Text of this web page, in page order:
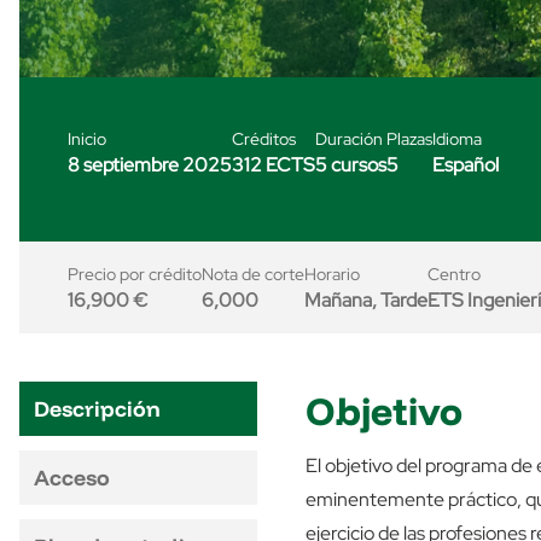
Inicio
8 septiembre 2025
Créditos
312 ECTS
Duración
5 cursos
Plazas
5
Idioma
Español
Precio por crédito
16,900 €
Nota de corte
6,000
Horario
Mañana, Tarde
Centro
ETS
Descripción
Acceso
Objetivo
El objetivo del programa
eminentemente práctico,
ejercicio de las profesiones